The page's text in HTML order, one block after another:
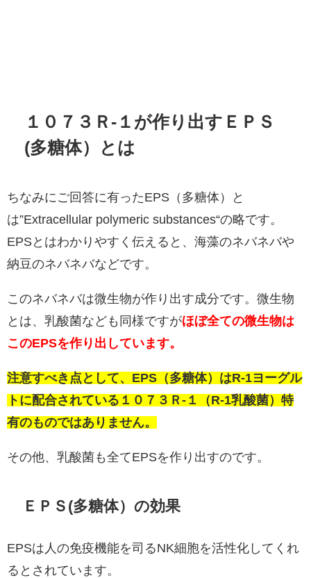
１０７３Ｒ- １が作り出すＥＰＳ
(多糖体）とは
ちなみにご回答に有ったEPS（多糖体）と
は”Extracellular polymeric substances“の略です。
EPSとはわかりやすく伝えると、海藻のネバネバや
納豆のネバネバなどです。
このネバネバは微生物が作り出す成分です。微生物
とは、乳酸菌なども同様ですがほぼ全ての微生物は
このEPSを作り出しています。
注意すべき点として、EPS（多糖体）はR-1ヨーグル
トに配合されている１０７３Ｒ-１（R-1乳酸菌）特
有のものではありません。
その他、乳酸菌も全てEPSを作り出すのです。
ＥＰＳ(多糖体）の効果
EPSは人の免疫機能を司るNK細胞を活性化してくれ
るとされています。